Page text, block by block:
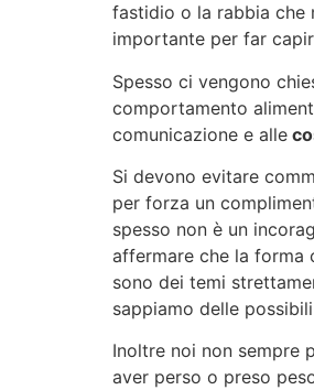
fastidio o la rabbia che
importante per far
Spesso ci vengono
comportamento
comunicazione e alle
Si devono evitare
per forza un
spesso non è un
affermare che la forma
sono dei temi
sappiamo delle
Inoltre noi non sempre
aver perso o preso